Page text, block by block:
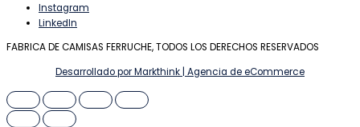
Instagram
LinkedIn
FABRICA DE CAMISAS FERRUCHE, TODOS LOS DERECHOS RESERVADOS
Desarrollado por Markthink | Agencia de eCommerce